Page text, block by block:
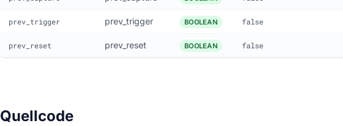
prev_trigger prev_trigger BOOLEAN false
prev_reset prev_reset BOOLEAN false
Quellcode